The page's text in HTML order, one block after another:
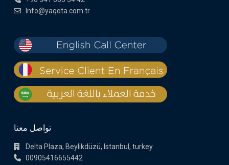
Info@yaqota.com.tr
تواصل معنا
Delta Plaza, Beylikdüzü, Istanbul, turkey
00905416655442